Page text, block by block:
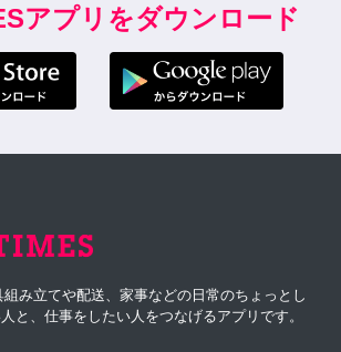
アプリをダウンロード
み立てや配送、家事などの日常のちょっとし
と、仕事をしたい人をつなげるアプリです。